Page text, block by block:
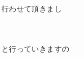
わせて頂きまし
行っていきますの